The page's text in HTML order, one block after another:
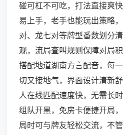
碰可杠不可吃，打法直接爽
易上手，老手也能玩出策略
对、龙七对等牌型番数划分
观，流局查叫规则保障对局
搭配地道湖南方言配音，每
切又接地气，界面设计清新
人在线匹配速度快，无需长
组队开黑，免房卡便捷开局
局时可与牌友轻松交流，不